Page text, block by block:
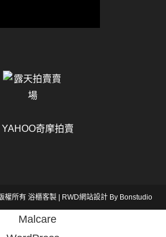
權所有 浴櫃客製 RWD網站設計 By Bonstudio